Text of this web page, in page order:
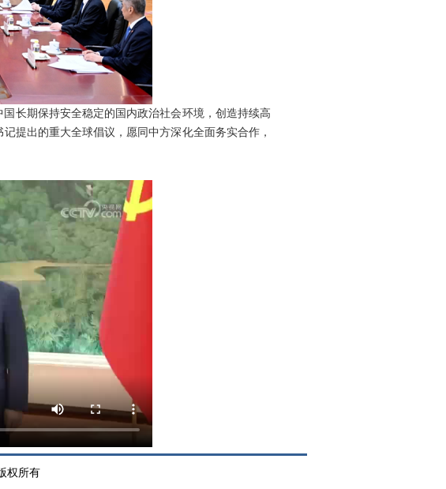
长期保持安全稳定的国内政治社会环境，创造持续高
提出的重大全球倡议，愿同中方深化全面务实合作，
权所有